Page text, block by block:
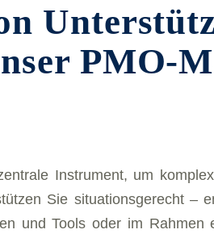
PMO-
In­stru­ment, um
Sie si­tua­ti­ons­ge­recht –
und Tools oder im Rah­men